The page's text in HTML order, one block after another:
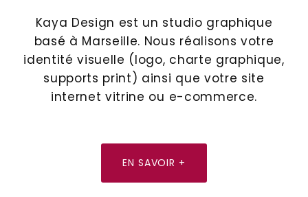
Kaya Design est un studio graphique
basé à Marseille. Nous réalisons votre
identité visuelle (logo, charte graphique,
supports print) ainsi que votre site
internet vitrine ou e-commerce.
EN SAVOIR +